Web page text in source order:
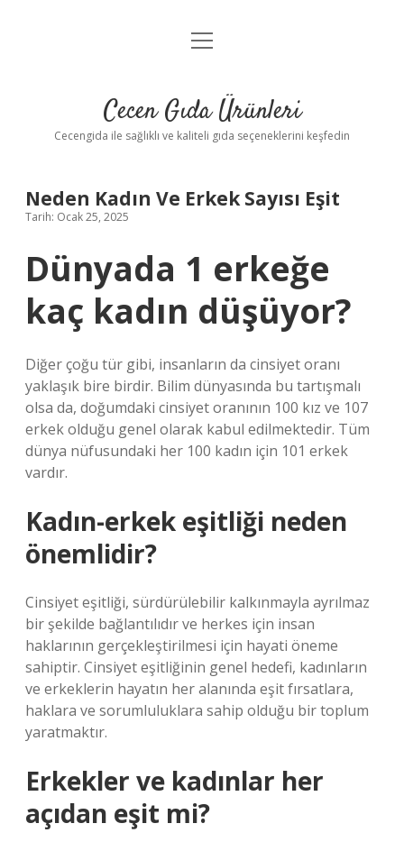
Anasayfa
Yasal Uyarı
menüyü
Cecen Gıda Ürünleri
Cecengida ile sağlıklı ve kaliteli gıda seçeneklerini keşfedin
Neden Kadın Ve Erkek Sayısı Eşit
Tarih: Ocak 25, 2025
Dünyada 1 erkeğe
kaç kadın düşüyor?
Diğer çoğu tür gibi, insanların da cinsiyet oranı
yaklaşık bire birdir. Bilim dünyasında bu tartışmalı
olsa da, doğumdaki cinsiyet oranının 100 kız ve 107
erkek olduğu genel olarak kabul edilmektedir. Tüm
dünya nüfusundaki her 100 kadın için 101 erkek
vardır.
Kadın-erkek eşitliği neden
önemlidir?
Cinsiyet eşitliği, sürdürülebilir kalkınmayla ayrılmaz
bir şekilde bağlantılıdır ve herkes için insan
haklarının gerçekleştirilmesi için hayati öneme
sahiptir. Cinsiyet eşitliğinin genel hedefi, kadınların
ve erkeklerin hayatın her alanında eşit fırsatlara,
haklara ve sorumluluklara sahip olduğu bir toplum
yaratmaktır.
Erkekler ve kadınlar her
açıdan eşit mi?